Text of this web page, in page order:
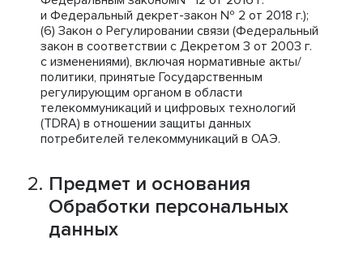
и Федеральный декрет-закон № 2 от 2018 г.);
(6) Закон о Регулировании связи (Федеральный
закон в соответствии с Декретом 3 от 2003 г.
с изменениями), включая нормативные акты/
политики, принятые Государственным
регулирующим органом в области
телекоммуникаций и цифровых технологий
(TDRA) в отношении защиты данных
потребителей телекоммуникаций в ОАЭ.
Предмет и основания
Обработки персональных
данных